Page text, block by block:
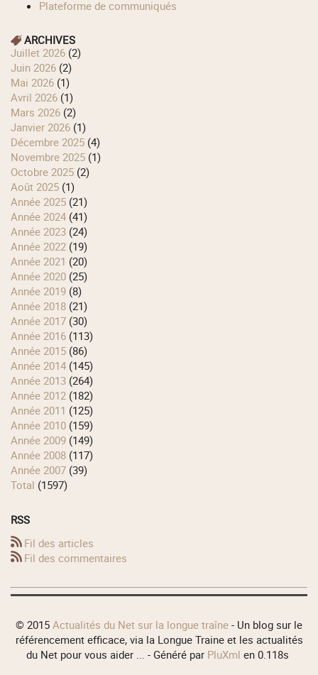
Plateforme de communiqués
ARCHIVES
juillet 2026 (2)
juin 2026 (2)
mai 2026 (1)
avril 2026 (1)
mars 2026 (2)
janvier 2026 (1)
décembre 2025 (4)
novembre 2025 (1)
octobre 2025 (2)
août 2025 (1)
année 2025 (21)
année 2024 (41)
année 2023 (24)
année 2022 (19)
année 2021 (20)
année 2020 (25)
année 2019 (8)
année 2018 (21)
année 2017 (30)
année 2016 (113)
année 2015 (86)
année 2014 (145)
année 2013 (264)
année 2012 (182)
année 2011 (125)
année 2010 (159)
année 2009 (149)
année 2008 (117)
année 2007 (39)
total (1597)
RSS
Fil des articles
Fil des commentaires
© 2015 Actualités du Net sur la longue traîne - Un blog sur le
référencement efficace, via la Longue Traine et les actualités
du Net pour vous aider ... - Généré par PluXml en 0.118s